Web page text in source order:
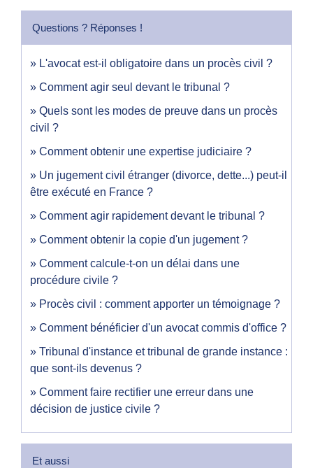
Questions ? Réponses !
L'avocat est-il obligatoire dans un procès civil ?
Comment agir seul devant le tribunal ?
Quels sont les modes de preuve dans un procès
civil ?
Comment obtenir une expertise judiciaire ?
Un jugement civil étranger (divorce, dette...) peut-il
être exécuté en France ?
Comment agir rapidement devant le tribunal ?
Comment obtenir la copie d'un jugement ?
Comment calcule-t-on un délai dans une
procédure civile ?
Procès civil : comment apporter un témoignage ?
Comment bénéficier d'un avocat commis d'office ?
Tribunal d'instance et tribunal de grande instance :
que sont-ils devenus ?
Comment faire rectifier une erreur dans une
décision de justice civile ?
Et aussi